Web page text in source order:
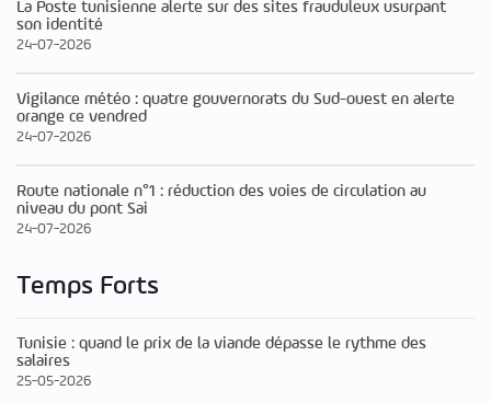
La Poste tunisienne alerte sur des sites frauduleux usurpant
son identité
24-07-2026
Vigilance météo : quatre gouvernorats du Sud-ouest en alerte
orange ce vendred
24-07-2026
Route nationale n°1 : réduction des voies de circulation au
niveau du pont Sai
24-07-2026
Temps Forts
Tunisie : quand le prix de la viande dépasse le rythme des
salaires
25-05-2026